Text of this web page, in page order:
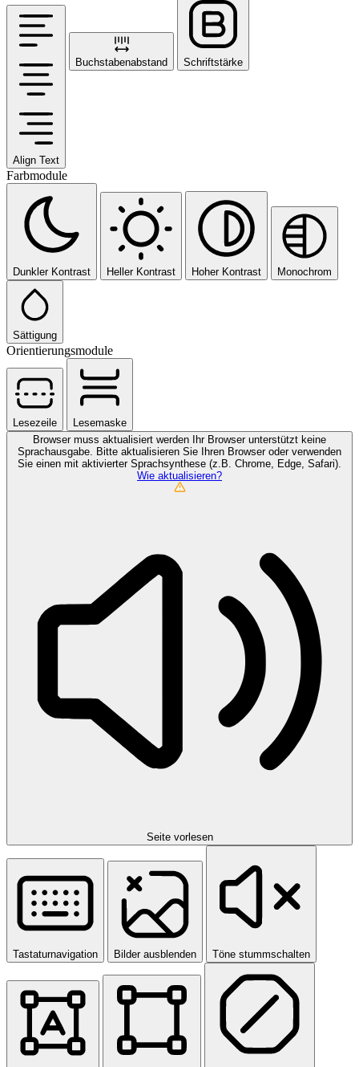
Align Text
Buchstabenabstand Schriftstärke
Farbmodule
Dunkler Kontrast Heller Kontrast Hoher Kontrast Monochrom
Sättigung
Orientierungsmodule
Lesezeile
Lesemaske
Browser muss aktualisiert werden Ihr Browser unterstützt keine
Sprachausgabe. Bitte aktualisieren Sie Ihren Browser oder verwenden
Sie einen mit aktivierter Sprachsynthese (z.B. Chrome, Edge, Safari).
Wie aktualisieren?
Seite vorlesen
Tastaturnavigation Bilder ausblenden Töne stummschalten